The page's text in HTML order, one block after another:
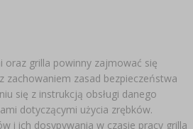
oraz grilla powinny zajmować się
zachowaniem zasad bezpieczeństwa
się z instrukcją obsługi danego
dotyczącymi użycia zrębków.
i ich dosypywania w czasie pracy grilla